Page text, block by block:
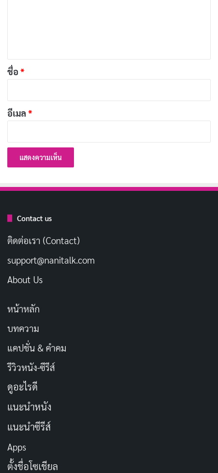
พนักงานในร้านแซนด์วิช ซึ่งไม่ใช่เรื่องง่าย เนื่องจาก
Carmen ต้องใช้ความอดทนและความพยายามอย่างมากใน
เขาก็ได้เรียนรู้เกี่ยวกับตัวเองและครอบครัวของเขามากขึ้น
อย่างยิ่งการแสดงของ Jeremy Allen White ในบท Carmen
เครียด กดดัน และความพยายามของ Carmen ได้อย่างดี
เยี่ยม
ส่วนนักแสดงคนอื่นๆ ในซีรีส์เรื่องนี้ก็ทำได้ดีเช่นกัน โดย
Berzatto พี่ชายของ Carmen และ Ayo Edebiri ในบท
Sydney Adamu เชฟฝึกหัดในร้านแซนด์วิช
งานภาพ
งานภาพในซีรีส์ The Bear นั้นทำได้ดีเยี่ยมเช่นกัน โดยได้สตู
ดิโอ FX Productions เป็นผู้รับผิดชอบงานภาพ สตูดิโอ FX
หลายเรื่อง เช่น American Horror Story และ Pose
ซีรีส์ The Bear ใช้โทนสีที่อบอุ่นและสบายตา เพื่อให้เข้ากับ
*
ชื่อ *
อีเมล *
Contact us
ติดต่อเรา (Contact)
support@nanitalk.com
About Us
หน้าหลัก
บทความ
แคปชั่น & คำคม
รีวิวหนัง-ซีรีส์
ดูอะไรดี
แนะนำหนัง
แนะนำซีรีส์
Apps
ตั้งชื่อโซเชียล